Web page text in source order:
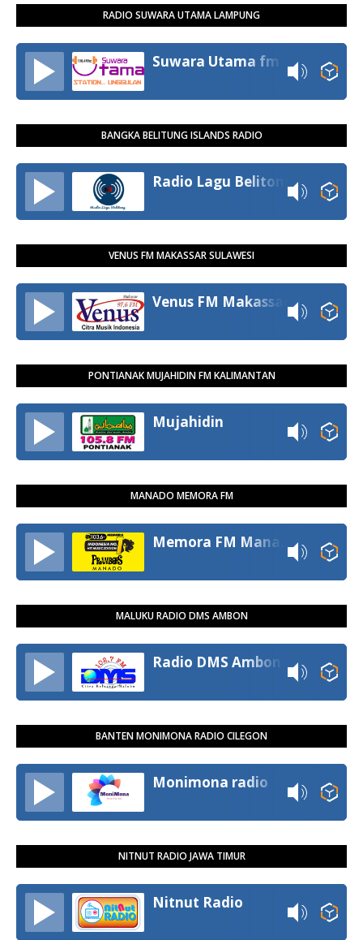
RADIO SUWARA UTAMA LAMPUNG
Suwara Utama fm
BANGKA BELITUNG ISLANDS RADIO
Radio Lagu Belitong
VENUS FM MAKASSAR SULAWESI
Venus FM Makassar
PONTIANAK MUJAHIDIN FM KALIMANTAN
Mujahidin
MANADO MEMORA FM
MALUKU RADIO DMS AMBON
Radio DMS Ambon
BANTEN MONIMONA RADIO CILEGON
Monimona radio
NITNUT RADIO JAWA TIMUR
Nitnut Radio